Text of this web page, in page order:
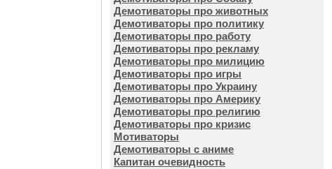
Демотиваторы про животных
Демотиваторы про политику
Демотиваторы про работу
Демотиваторы про рекламу
Демотиваторы про милицию
Демотиваторы про игры
Демотиваторы про Украину
Демотиваторы про Америку
Демотиваторы про религию
Демотиваторы про кризис
Мотиваторы
Демотиваторы с аниме
Капитан очевидность